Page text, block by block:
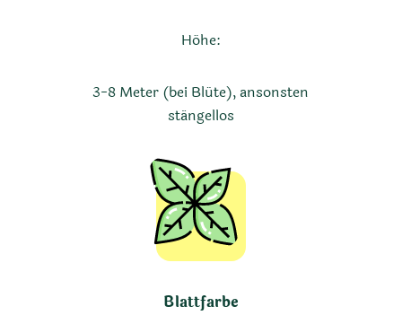
Höhe:
3-8 Meter (bei Blüte), ansonsten
stängellos
Blattfarbe